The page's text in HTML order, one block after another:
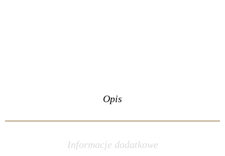
Opis
Informacje dodatkowe